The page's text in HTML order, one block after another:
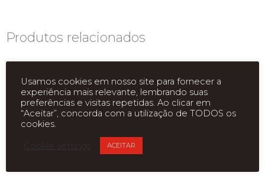
Produtos relacionados
Usamos cookies em nosso site para fornecer a
experiência mais relevante, lembrando suas
preferências e visitas repetidas. Ao clicar em
“Aceitar”, concorda com a utilização de TODOS os
cookies.
ACEITAR